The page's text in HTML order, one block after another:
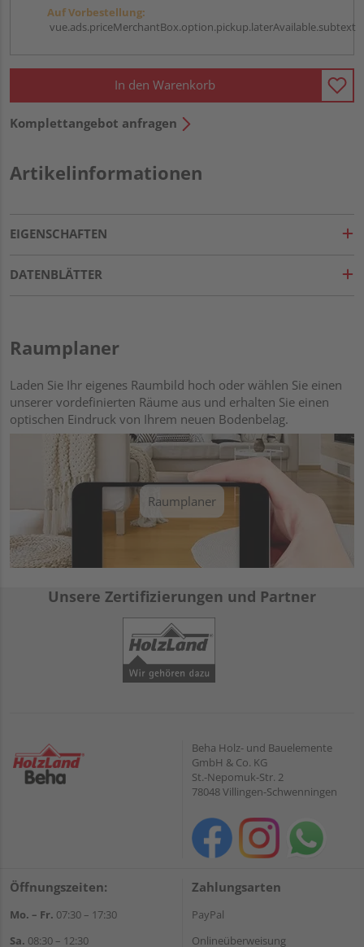
Auf Vorbestellung:
vue.ads.priceMerchantBox.option.pickup.laterAvailable.subtext
In den Warenkorb
Komplettangebot anfragen
Artikelinformationen
EIGENSCHAFTEN
DATENBLÄTTER
Raumplaner
Laden Sie Ihr eigenes Raumbild hoch oder wählen Sie einen
unserer vordefinierten Räume aus und erhalten Sie einen
optischen Eindruck von Ihrem neuen Bodenbelag.
Raumplaner
Unsere Zertifizierungen und Partner
Beha Holz- und Bauelemente
GmbH & Co. KG
St.-Nepomuk-Str. 2
78048 Villingen-Schwenningen
Öffnungszeiten:
Mo. – Fr. 07:30 – 17:30
Sa. 08:30 – 12:30
Zahlungsarten
PayPal
Onlineüberweisung